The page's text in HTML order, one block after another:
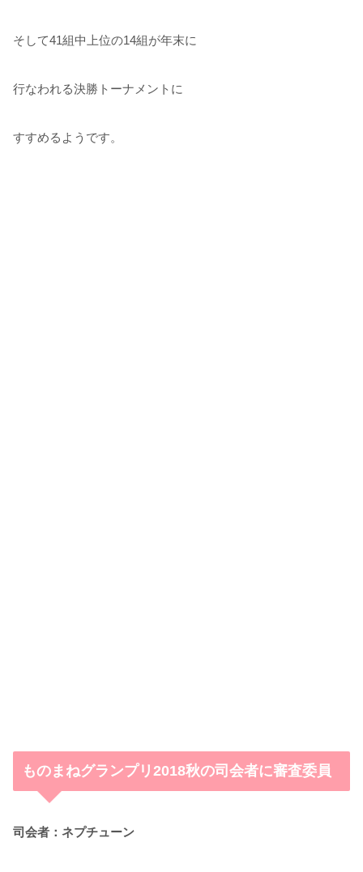
そして41組中上位の14組が年末に
行なわれる決勝トーナメントに
すすめるようです。
ものまねグランプリ2018秋の司会者に審査委員
司会者：ネプチューン